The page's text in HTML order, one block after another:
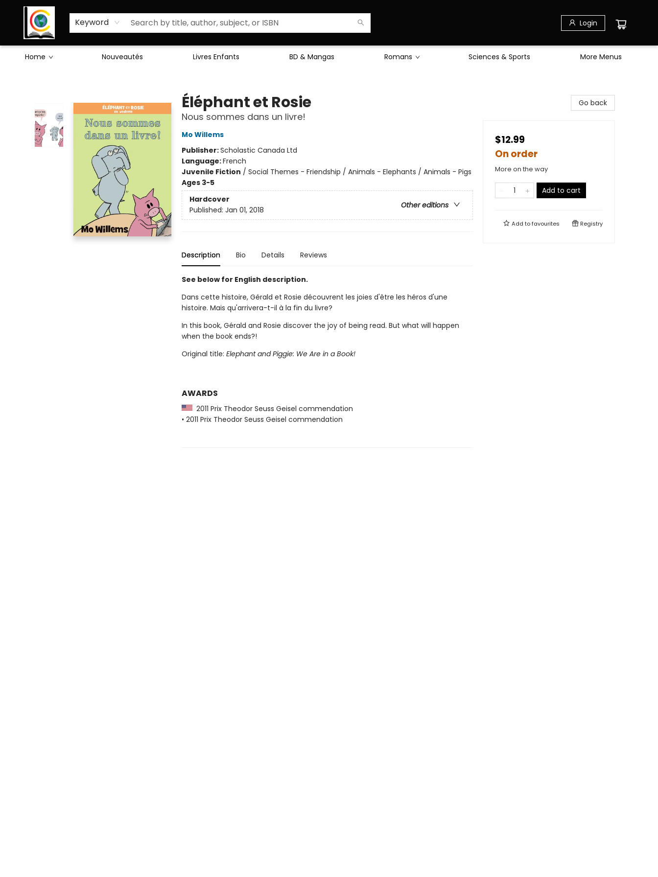
Keyword Login
Home Nouveautés Livres Enfants BD & Mangas Romans Sciences & Sports
Sciences Humaines
Activités & Jeux
Enseignants
Littérature
À Propos de Nous
More Menus
Éléphant et Rosie
Nous sommes dans un livre!
Mo Willems
Publisher:Scholastic Canada Ltd
Language:French
Juvenile Fiction / Social Themes - Friendship / Animals - Elephants / Animals - Pigs
Ages 3-5
Hardcover
Other editions
Published: Jan 01, 2018
Description Bio Details Reviews
See below for English description.
Dans cette histoire, Gérald et Rosie découvrent les joies d'être les héros d'une
histoire. Mais qu'arrivera-t-il à la fin du livre?
In this book, Gérald and Rosie discover the joy of being read. But what will happen
when the book ends?!
Original title: Elephant and Piggie: We Are in a Book!
AWARDS
2011 Prix Theodor Seuss Geisel commendation
• 2011 Prix Theodor Seuss Geisel commendation
Go back
$12.99
On order
More on the way
Add to cart
Add tofavourites Registry